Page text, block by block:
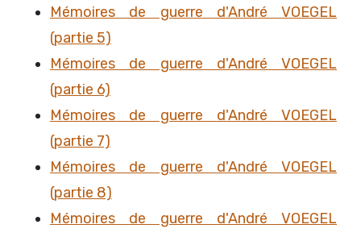
Mémoires de guerre d'André VOEGEL
(partie 5)
Mémoires de guerre d'André VOEGEL
(partie 6)
Mémoires de guerre d'André VOEGEL
(partie 7)
Mémoires de guerre d'André VOEGEL
(partie 8)
Mémoires de guerre d'André VOEGEL